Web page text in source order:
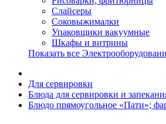
Слайсеры
Соковыжималки
Упаковщики вакуумные
Шкафы и витрины
Показать все
Для сервировки
Блюда для сервировки и
Блюдо прямоугольное «Пати»;